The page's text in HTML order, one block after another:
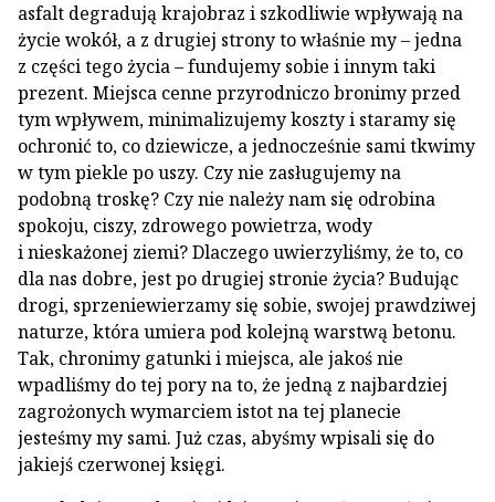
asfalt degradują krajobraz i szkodliwie wpływają na
życie wokół, a z drugiej strony to właśnie my – jedna
z części tego życia – fundujemy sobie i innym taki
prezent. Miejsca cenne przyrodniczo bronimy przed
tym wpływem, minimalizujemy koszty i staramy się
ochronić to, co dziewicze, a jednocześnie sami tkwimy
w tym piekle po uszy. Czy nie zasługujemy na
podobną troskę? Czy nie należy nam się odrobina
spokoju, ciszy, zdrowego powietrza, wody
i nieskażonej ziemi? Dlaczego uwierzyliśmy, że to, co
dla nas dobre, jest po drugiej stronie życia? Budując
drogi, sprzeniewierzamy się sobie, swojej prawdziwej
naturze, która umiera pod kolejną warstwą betonu.
Tak, chronimy gatunki i miejsca, ale jakoś nie
wpadliśmy do tej pory na to, że jedną z najbardziej
zagrożonych wymarciem istot na tej planecie
jesteśmy my sami. Już czas, abyśmy wpisali się do
jakiejś czerwonej księgi.